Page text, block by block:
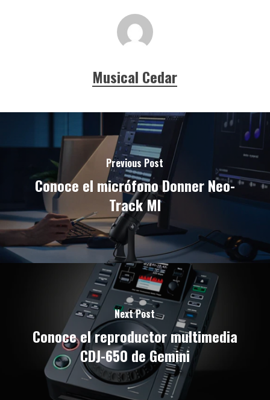
Musical Cedar
Previous Post
Conoce el micrófono Donner Neo-
Track MI
Next Post
Conoce el reproductor multimedia
CDJ-650 de Gemini